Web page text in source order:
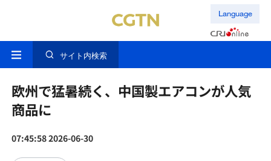
Language
サイト内検索
欧州で猛暑続く、中国製エアコンが人気
商品に
07:45:58 2026-06-30